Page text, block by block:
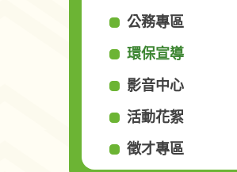
公務專區
環保宣導
影音中心
活動花絮
徵才專區